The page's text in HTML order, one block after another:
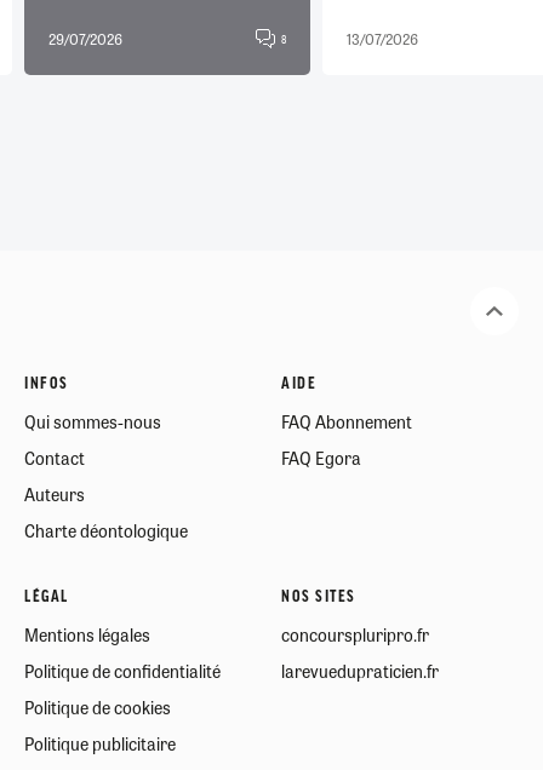
29/07/2026 8 13/07/2026
INFOS
Qui sommes-nous
Contact
Auteurs
Charte déontologique
AIDE
FAQ Abonnement
FAQ Egora
LÉGAL
Mentions légales
Politique de confidentialité
Politique de cookies
Politique publicitaire
NOS SITES
concourspluripro.fr
larevuedupraticien.fr